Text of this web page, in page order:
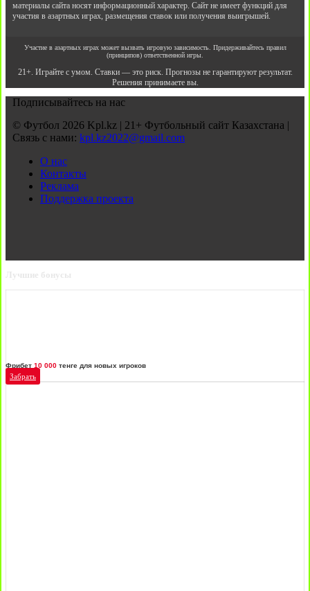
материалы сайта носят информационный характер. Сайт не имеет функций для
участия в азартных играх, размещения ставок или получения выигрышей.
Участие в азартных играх может вызвать игровую зависимость. Придерживайтесь правил
(принципов) ответственной игры.
21+. Играйте с умом. Ставки — это риск. Прогнозы не гарантируют результат.
Решения принимаете вы.
Подписывайтесь на нас
© Футбол 2026 Kpl.kz | 21+ Футбольный сайт Казахстана |
Связь с нами: kpl.kz2022@gmail.com
О нас
Контакты
Реклама
Поддержка проекта
Лучшие бонусы
Фрибет 10 000 тенге для новых игроков
Забрать